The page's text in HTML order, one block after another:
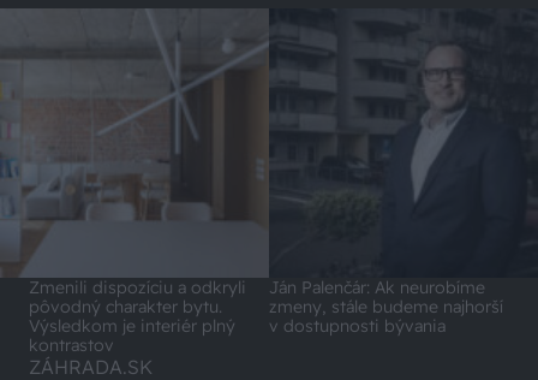
Zmenili dispozíciu a odkryli
pôvodný charakter bytu.
Výsledkom je interiér plný
kontrastov
Ján Palenčár: Ak neurobíme
zmeny, stále budeme najhorší
v dostupnosti bývania
ZÁHRADA.SK